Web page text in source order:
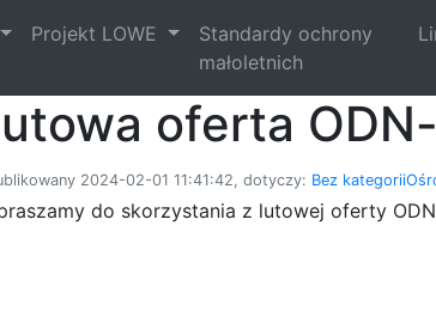
Projekt LOWE
Standardy ochrony
małoletnich
oferta
2024-02-01 11:41:42, dotyczy: Bez kategorii
do skorzystania z lutowej oferty